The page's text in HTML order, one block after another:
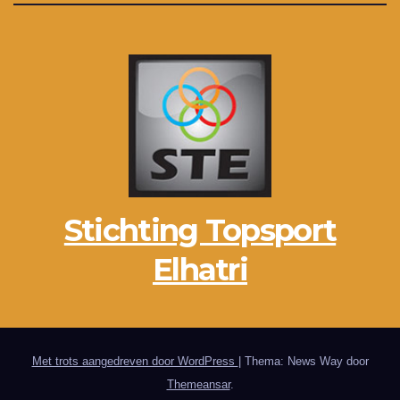
Stichting Topsport
Elhatri
Met trots aangedreven door WordPress
Thema: News Way door
Themeansar.